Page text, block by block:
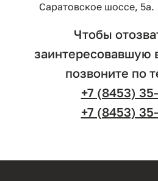
Саратовское шоссе, 5а.
Чтобы
заинтересовавшую
позвоните по
+7 (8453)
+7 (8453)